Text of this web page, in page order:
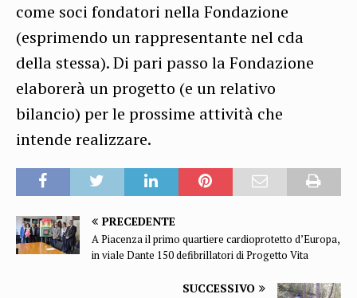
come soci fondatori nella Fondazione
(esprimendo un rappresentante nel cda
della stessa). Di pari passo la Fondazione
elaborerà un progetto (e un relativo
bilancio) per le prossime attività che
intende realizzare.
PRECEDENTE
A Piacenza il primo quartiere cardioprotetto d’Europa,
in viale Dante 150 defibrillatori di Progetto Vita
SUCCESSIVO